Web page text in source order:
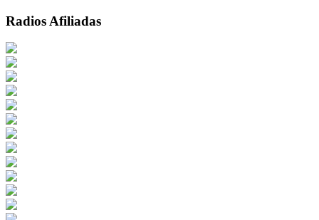
Radios Afiliadas